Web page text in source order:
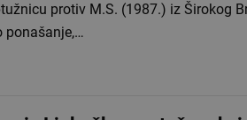
protiv M.S. (1987.) iz Širokog
ponašanje,…